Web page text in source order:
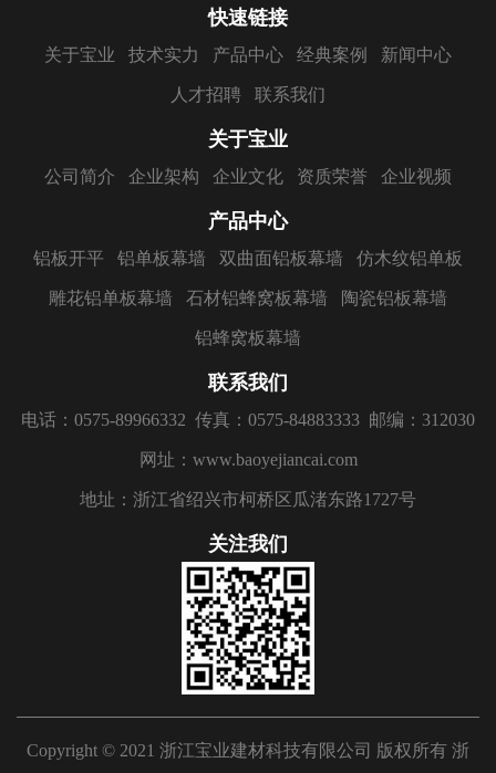
快速链接
关于宝业 技术实力 产品中心 经典案例 新闻中心
人才招聘 联系我们
关于宝业
公司简介 企业架构 企业文化 资质荣誉 企业视频
产品中心
铝板开平 铝单板幕墙 双曲面铝板幕墙 仿木纹铝单板
雕花铝单板幕墙 石材铝蜂窝板幕墙 陶瓷铝板幕墙
铝蜂窝板幕墙
联系我们
电话：0575-89966332 传真：0575-84883333 邮编：312030
网址：www.baoyejiancai.com
地址：浙江省绍兴市柯桥区瓜渚东路1727号
关注我们
Copyright © 2021 浙江宝业建材科技有限公司 版权所有 浙